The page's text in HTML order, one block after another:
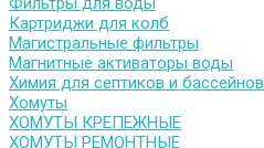
Картриджи для колб
Магистральные фильтры
Магнитные активаторы воды
Химия для септиков и бассейнов
Хомуты
ХОМУТЫ КРЕПЕЖНЫЕ
ХОМУТЫ РЕМОНТНЫЕ